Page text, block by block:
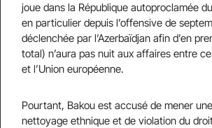
joue dans la République autoproclamée
en particulier depuis l’offensive de
déclenchée par l’Azerbaïdjan afin d’en
total) n’aura pas nuit aux affaires entre
et l’Union européenne.
Pourtant, Bakou est accusé de mener
nettoyage ethnique et de violation du